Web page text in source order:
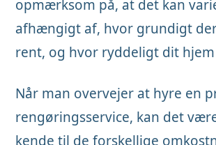
opmærksom på, at det kan
afhængigt af, hvor grundigt
rent, og hvor ryddeligt dit hjem
Når man overvejer at hyre en
rengøringsservice, kan det
kende til de forskellige